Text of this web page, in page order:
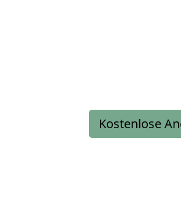
Kostenlose